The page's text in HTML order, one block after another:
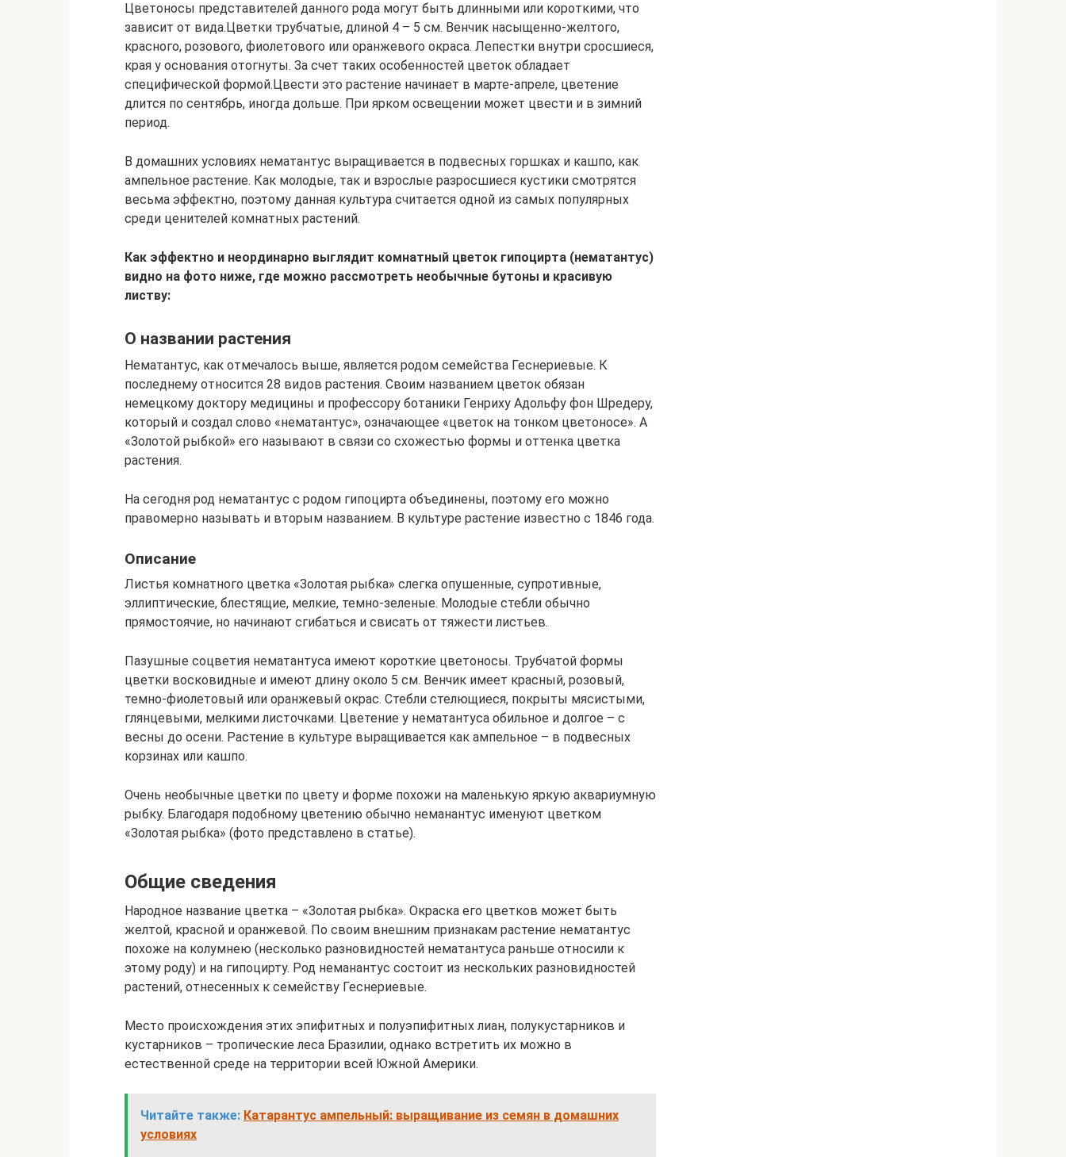
Цветоносы представителей данного рода могут быть длинными или короткими, что
зависит от вида.Цветки трубчатые, длиной 4 – 5 см. Венчик насыщенно-желтого,
красного, розового, фиолетового или оранжевого окраса. Лепестки внутри сросшиеся,
края у основания отогнуты. За счет таких особенностей цветок обладает
специфической формой.Цвести это растение начинает в марте-апреле, цветение
длится по сентябрь, иногда дольше. При ярком освещении может цвести и в зимний
период.
В домашних условиях нематантус выращивается в подвесных горшках и кашпо, как
ампельное растение. Как молодые, так и взрослые разросшиеся кустики смотрятся
весьма эффектно, поэтому данная культура считается одной из самых популярных
среди ценителей комнатных растений.
Как эффектно и неординарно выглядит комнатный цветок гипоцирта (нематантус)
видно на фото ниже, где можно рассмотреть необычные бутоны и красивую
листву:
О названии растения
Нематантус, как отмечалось выше, является родом семейства Геснериевые. К
последнему относится 28 видов растения. Своим названием цветок обязан
немецкому доктору медицины и профессору ботаники Генриху Адольфу фон Шредеру,
который и создал слово «нематантус», означающее «цветок на тонком цветоносе». А
«Золотой рыбкой» его называют в связи со схожестью формы и оттенка цветка
растения.
На сегодня род нематантус с родом гипоцирта объединены, поэтому его можно
правомерно называть и вторым названием. В культуре растение известно с 1846 года.
Описание
Листья комнатного цветка «Золотая рыбка» слегка опушенные, супротивные,
эллиптические, блестящие, мелкие, темно-зеленые. Молодые стебли обычно
прямостоячие, но начинают сгибаться и свисать от тяжести листьев.
Пазушные соцветия нематантуса имеют короткие цветоносы. Трубчатой формы
цветки восковидные и имеют длину около 5 см. Венчик имеет красный, розовый,
темно-фиолетовый или оранжевый окрас. Стебли стелющиеся, покрыты мясистыми,
глянцевыми, мелкими листочками. Цветение у нематантуса обильное и долгое – с
весны до осени. Растение в культуре выращивается как ампельное – в подвесных
корзинах или кашпо.
Очень необычные цветки по цвету и форме похожи на маленькую яркую аквариумную
рыбку. Благодаря подобному цветению обычно неманантус именуют цветком
«Золотая рыбка» (фото представлено в статье).
Общие сведения
Народное название цветка – «Золотая рыбка». Окраска его цветков может быть
желтой, красной и оранжевой. По своим внешним признакам растение нематантус
похоже на колумнею (несколько разновидностей нематантуса раньше относили к
этому роду) и на гипоцирту. Род неманантус состоит из нескольких разновидностей
растений, отнесенных к семейству Геснериевые.
Место происхождения этих эпифитных и полуэпифитных лиан, полукустарников и
кустарников – тропические леса Бразилии, однако встретить их можно в
естественной среде на территории всей Южной Америки.
Читайте также: Катарантус ампельный: выращивание из семян в домашних
условиях